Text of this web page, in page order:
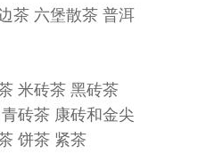
六堡散茶 普洱
米砖茶 黑砖茶
砖茶 康砖和金尖
饼茶 紧茶